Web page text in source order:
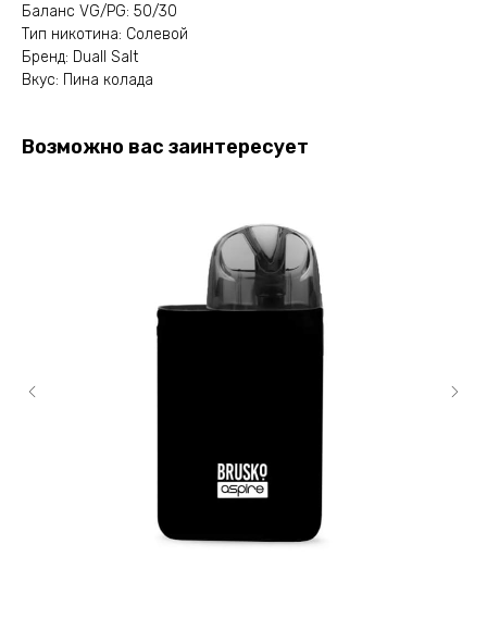
Баланс VG/PG: 50/30
Тип никотина: Солевой
Бренд: Duall Salt
Вкус: Пина колада
Возможно вас заинтересует